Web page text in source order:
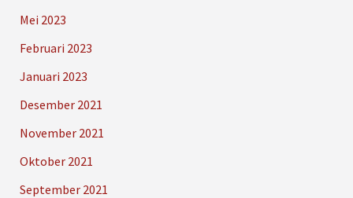
Mei 2023
Februari 2023
Januari 2023
Desember 2021
November 2021
Oktober 2021
September 2021